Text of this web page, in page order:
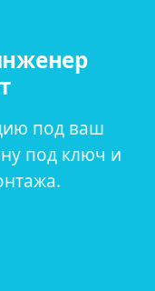
под ваш
под ключ и